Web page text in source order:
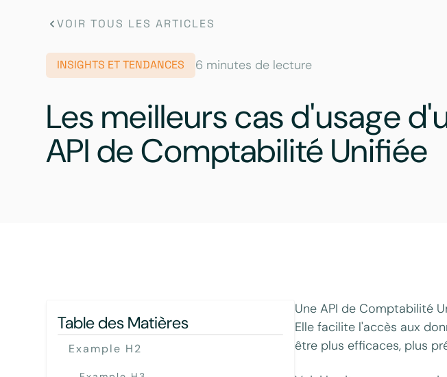
VOIR TOUS LES ARTICLES
INSIGHTS ET TENDANCES 6 minutes de lecture
Les meilleurs cas d'usage
API de Comptabilité Unifiée
Table des Matières
Example H2
Une API de Comptabilité
Elle facilite l'accès aux
être plus efficaces, plus